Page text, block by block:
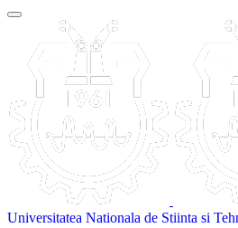
Universitatea Nationala de Stiinta si